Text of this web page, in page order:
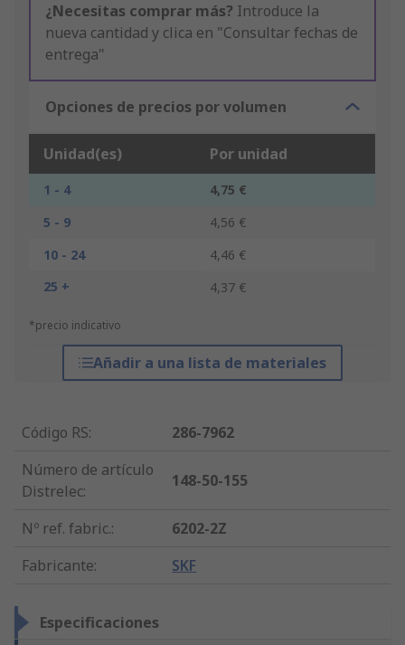
¿Necesitas comprar más? Introduce la
nueva cantidad y clica en "Consultar fechas de
entrega"
Opciones de precios por volumen
Unidad(es) Por unidad
1 - 4
4,75 €
5 - 9
4,56 €
10 - 24
4,46 €
25 +
4,37 €
*precio indicativo
Añadir a una lista de materiales
Código RS:
286-7962
Número de artículo
Distrelec:
148-50-155
Nº ref. fabric.:
6202-2Z
Fabricante: SKF
Especificaciones